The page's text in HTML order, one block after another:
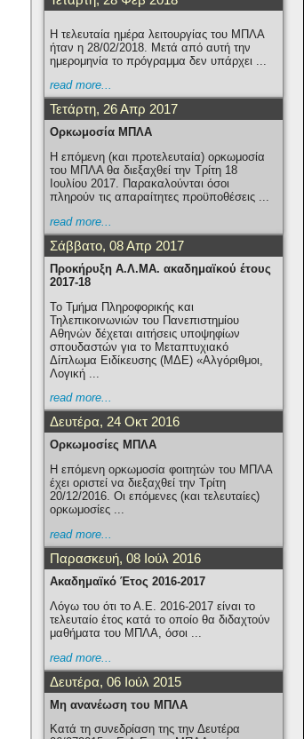
Η τελευταία ημέρα λειτουργίας του ΜΠΛΑ
ήταν η 28/02/2018. Μετά από αυτή την
ημερομηνία το πρόγραμμα δεν υπάρχει ...
read more...
Τετάρτη, 26 Απρ 2017
Ορκωμοσία ΜΠΛΑ
Η επόμενη (και προτελευταία) ορκωμοσία
του ΜΠΛΑ θα διεξαχθεί την Τρίτη 18
Ιουλίου 2017. Παρακαλούνται όσοι
πληρούν τις απαραίτητες προϋποθέσεις ...
read more...
Σάββατο, 08 Απρ 2017
Προκήρυξη Α.Λ.ΜΑ. ακαδημαϊκού έτους
2017-18
Το Τμήμα Πληροφορικής και
Τηλεπικοινωνιών του Πανεπιστημίου
Αθηνών δέχεται αιτήσεις υποψηφίων
σπουδαστών για το Μεταπτυχιακό
Δίπλωμα Ειδίκευσης (ΜΔΕ) «Αλγόριθμοι,
Λογική ...
read more...
Δευτέρα, 24 Οκτ 2016
Ορκωμοσίες ΜΠΛΑ
H επόμενη ορκωμοσία φοιτητών του ΜΠΛΑ
έχει οριστεί να διεξαχθεί την Τρίτη
20/12/2016. Οι επόμενες (και τελευταίες)
ορκωμοσίες ...
read more...
Παρασκευή, 08 Ιούλ 2016
Ακαδημαϊκό Έτος 2016-2017
Λόγω του ότι το Α.Ε. 2016-2017 είναι το
τελευταίο έτος κατά το οποίο θα διδαχτούν
μαθήματα του ΜΠΛΑ, όσοι ...
read more...
Δευτέρα, 06 Ιούλ 2015
Μη ανανέωση του ΜΠΛΑ
Κατά τη συνεδρίαση της την Δευτέρα